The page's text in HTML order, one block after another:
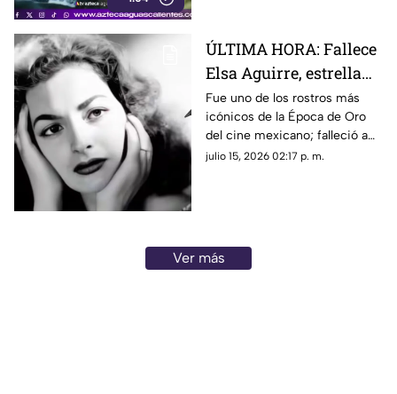
ÚLTIMA HORA: Fallece
Elsa Aguirre, estrella
del Cine de Oro
mexicano; esto
sabemos
Fue uno de los rostros más
icónicos de la Época de Oro
del cine mexicano; falleció a
los 95 años
julio 15, 2026 02:17 p. m.
Ver más